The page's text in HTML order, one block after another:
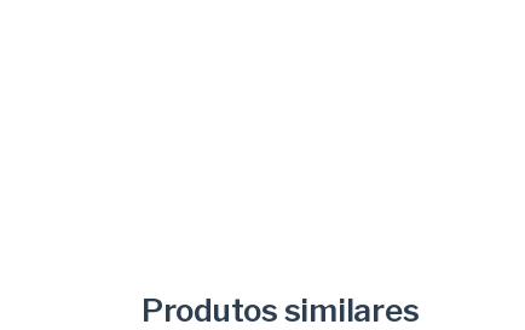
Produtos similares